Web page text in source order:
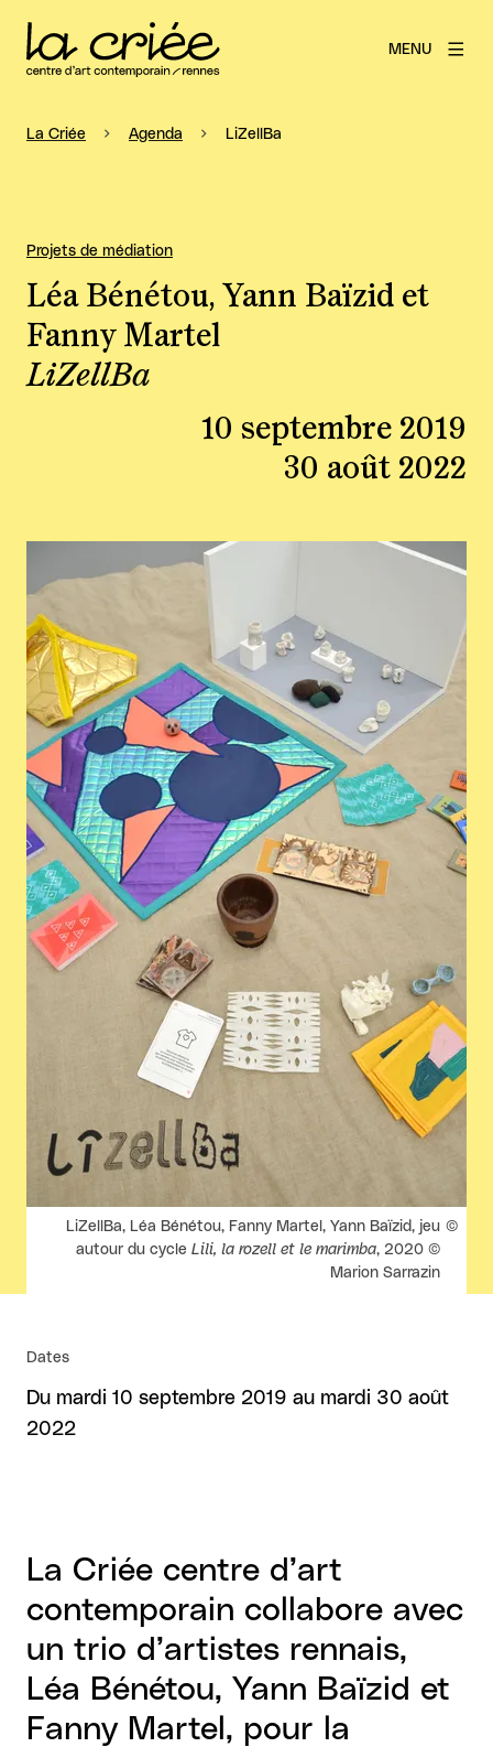
MENU
La Criée Agenda LiZellBa
LiZellBa
Léa Bénétou, Yann Baïzid et
Fanny Martel
10 septembre 2019
30 août 2022
Projets de médiation
Droits réservés :
LiZellBa, Léa Bénétou, Fanny Martel, Yann Baïzid, jeu
autour du cycle Lili, la rozell et le marimba, 2020 ©
Marion Sarrazin
Dates
Du mardi 10 septembre 2019 au mardi 30 août
2022
La Criée centre d’art
contemporain collabore avec
un trio d’artistes rennais,
Léa Bénétou, Yann Baïzid et
Fanny Martel, pour la